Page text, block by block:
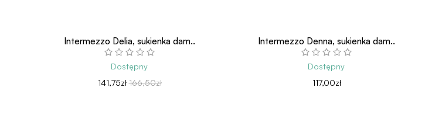
Intermezzo Delia, sukienka dam..
Dostępny
141,75zł 166,50zł
Intermezzo Denna, sukienka dam..
Dostępny
117,00zł